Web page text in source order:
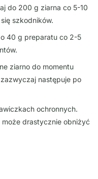
do 200 g ziarna co 5-10
szkodników.
40 g preparatu co 2-5
ziarno do momentu
następuje po
ochronnych.
drastycznie obniżyć